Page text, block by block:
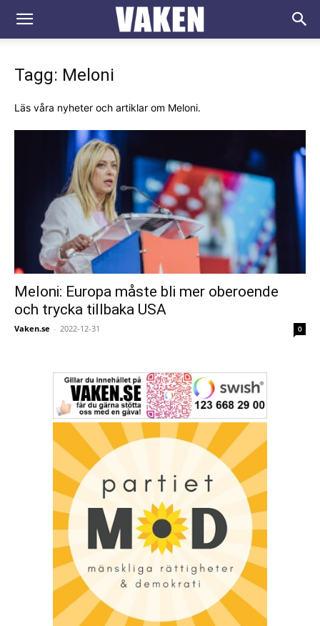
VAKEN.se
Tagg: Meloni
Läs våra nyheter och artiklar om Meloni.
Meloni: Europa måste bli mer oberoende
och trycka tillbaka USA
Vaken.se - 2022-12-31 0